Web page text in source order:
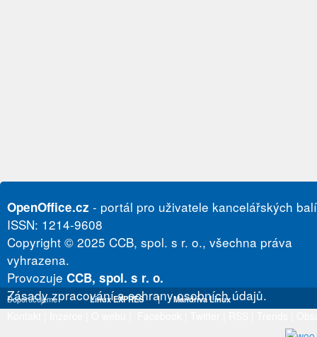
OpenOffice.cz - portál pro uživatele kancelářských
ISSN: 1214-9608
Copyright © 2025 CCB, spol. s r. o., všechna práva
vyhrazena.
Provozuje CCB, spol. s r. o.
Zásady zpracování a ochrany osobních údajů.
Doporučujeme Linux EXPRES | Mandriva Linux